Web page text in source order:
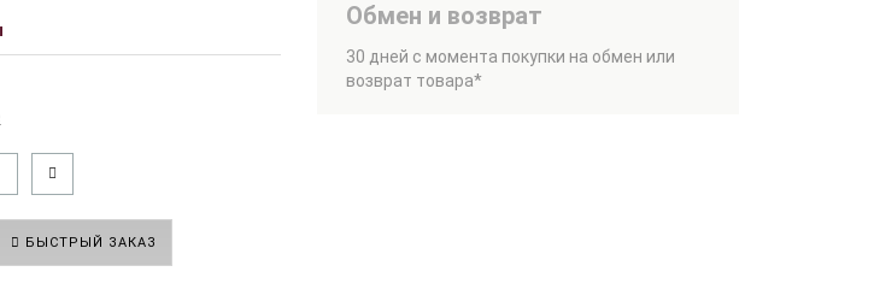
БЫСТРЫЙ ЗАКАЗ
Обмен и возврат
30 дней с момента покупки на обмен или
возврат товара*